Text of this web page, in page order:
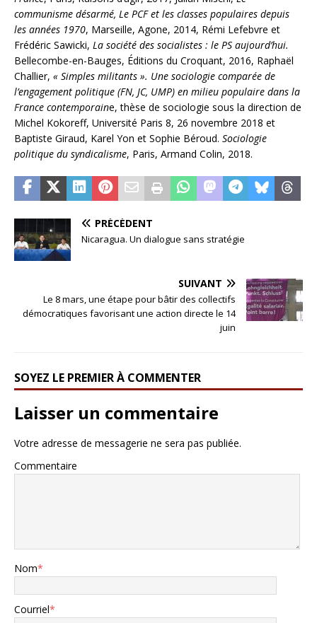
communisme désarmé, Le PCFet les classes populaires depuis
les années 1970, Marseille, Agone, 2014, Rémi Lefebvre et
Frédéric Sawicki, La société des socialistes : le PS aujourd’hui.
Bellecombe-en-Bauges, Éditions du Croquant, 2016, Raphaël
Challier, « Simples militants ». Une sociologie comparée de
l’engagement politique (FN, JC, UMP) en milieu populaire dans la
France contemporaine, thèse de sociologie sous la direction de
Michel Kokoreff, Université Paris 8, 26 novembre 2018 et
Baptiste Giraud, Karel Yon et Sophie Béroud. Sociologie
politique du syndicalisme, Paris, Armand Colin, 2018.
PRÉCÉDENT
Nicaragua. Un dialogue sans stratégie
SUIVANT
Le 8 mars, une étape pour bâtir des collectifs
démocratiques favorisant une action directe le 14
juin
SOYEZ LE PREMIER À COMMENTER
Laisser un commentaire
Votre adresse de messagerie ne sera pas publiée.
Commentaire
Nom*
Courriel*